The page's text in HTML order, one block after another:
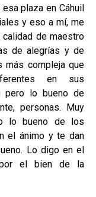
plaza en Cáhuil
y eso a mí, me
de maestro
de alegrías y de
más compleja que
en sus
pero lo bueno de
personas. Muy
lo bueno de los
el ánimo y te dan
Lo digo en el
el bien de la